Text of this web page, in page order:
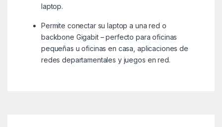
laptop.
Permite conectar su laptop a una red o
backbone Gigabit – perfecto para oficinas
pequeñas u oficinas en casa, aplicaciones de
redes departamentales y juegos en red.